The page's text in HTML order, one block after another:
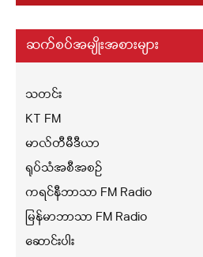
ဆက်စပ်အမျိုးအစားများ
သတင်း
KT FM
မာလ်တီမီဒီယာ
ရုပ်သံအစီအစဉ်
ကရင်နီဘာသာ FM Radio
မြန်မာဘာသာ FM Radio
ဆောင်းပါး